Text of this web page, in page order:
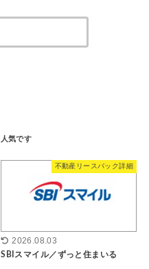
不動産リースバック詳細
2026.08.03
SBIスマイル／ずっと住まいる